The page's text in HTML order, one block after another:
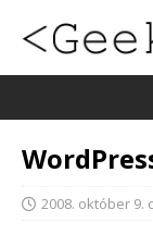
2008. október 9.